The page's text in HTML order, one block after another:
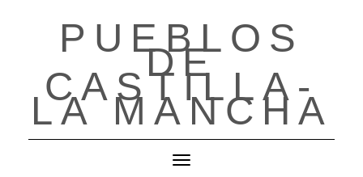
PUEBLOS
DE
CASTILLA-
LA MANCHA
Cambiar modo de navegación